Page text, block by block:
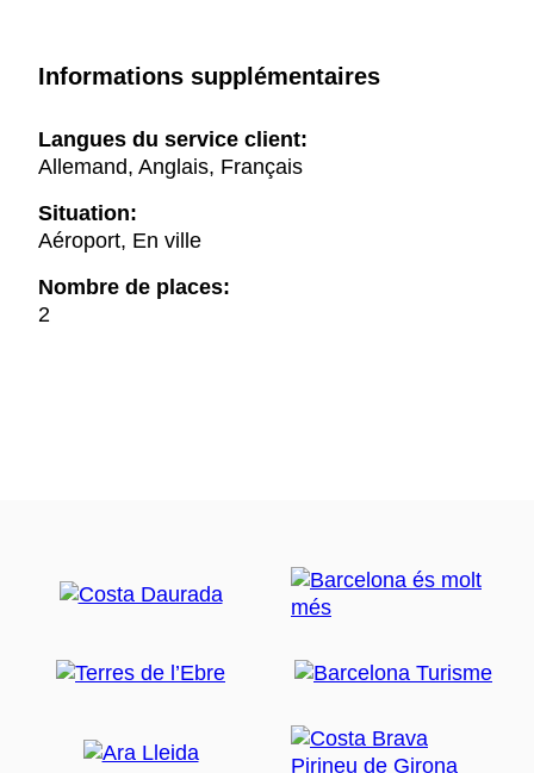
Informations supplémentaires
Langues du service client:
Allemand, Anglais, Français
Situation:
Aéroport, En ville
Nombre de places:
2